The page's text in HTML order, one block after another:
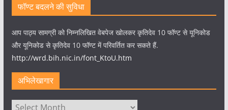
फॉण्ट बदलने की सुविधा
आप पाठ्य सामग्री को निम्नलिखित वेबपेज खोलकर कृतिदेव 10 फॉण्ट से यूनिकोड
और यूनिकोड से कृतिदेव 10 फॉण्ट में परिवर्तित कर सकते हैं.
http://wrd.bih.nic.in/font_KtoU.htm
अभिलेखागार
अभिलेखागार